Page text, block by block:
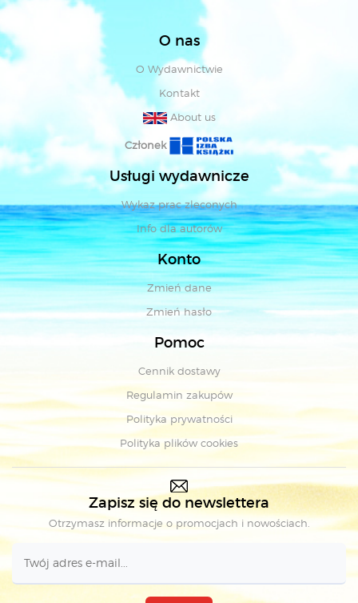
O nas
O Wydawnictwie
Kontakt
About us
Członek
Usługi wydawnicze
Wykaz prac zleconych
Info dla autorów
Konto
Zmień dane
Zmień hasło
Pomoc
Cennik dostawy
Regulamin zakupów
Polityka prywatności
Polityka plików cookies
Zapisz się do newslettera
Otrzymasz informacje o promocjach i nowościach.